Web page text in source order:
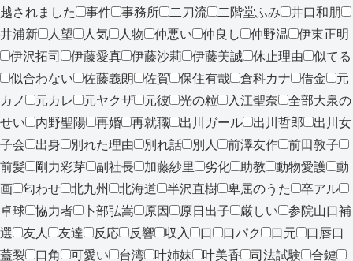
越されました
事件 事務所 二刀流 二階堂ふみ
井口和朋
井浦新
人望 人気 人物 仲悪い 仲良し 仲野温
伊東正明
伊沢拓司
伊藤愛真 伊藤沙莉 伊藤美誠 休止理由
似てる
似合わない
佐藤義朗 佐賀 保住有哉 倉科カナ 借金
元
カノ
元カレ 元ヤクザ 元彼 光の粒 入江聖奈
全部大泉の
せい
内野聖陽 再婚 再就職 出川ガール 出川哲郎
出川女
子会
出身 別れた理由 別れ話 別人 前澤友作
前田敦子
前髪
剛力彩芽 副社長 加藤紗里 劣化 助教 動物愛護
動
画
匂わせ 北九州 北海道 半沢直樹 卑屈のうた
卒アル
卓球
協力者 卜部弘嵩 原因 原日出子 厳しい
参院山口補
選
友人 友達 反応 反響 収入 口 口パク 口元
口唇口
蓋裂
口角 可愛い 台湾 叶姉妹 叶美香 司法試験 合鍵